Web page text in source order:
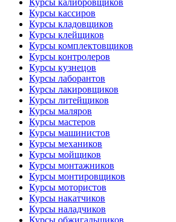
Курсы калибровщиков
Курсы кассиров
Курсы кладовщиков
Курсы клейщиков
Курсы комплектовщиков
Курсы контролеров
Курсы кузнецов
Курсы лаборантов
Курсы лакировщиков
Курсы литейщиков
Курсы маляров
Курсы мастеров
Курсы машинистов
Курсы механиков
Курсы мойщиков
Курсы монтажников
Курсы монтировщиков
Курсы мотористов
Курсы накатчиков
Курсы наладчиков
Курсы обжигальщиков